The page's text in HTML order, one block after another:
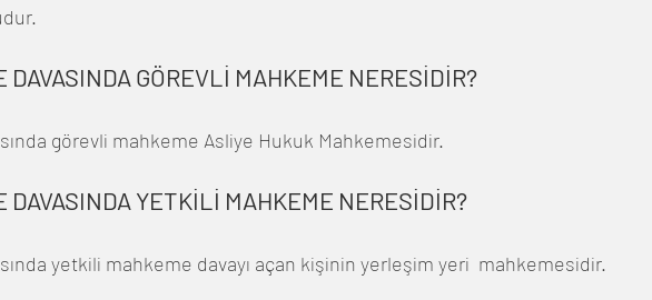
DAVASINDA GÖREVLİ MAHKEME NERESİDİR?
görevli mahkeme Asliye Hukuk Mahkemesidir.
DAVASINDA YETKİLİ MAHKEME NERESİDİR?
yetkili mahkeme davayı açan kişinin yerleşim yeri  mahkemesidir.